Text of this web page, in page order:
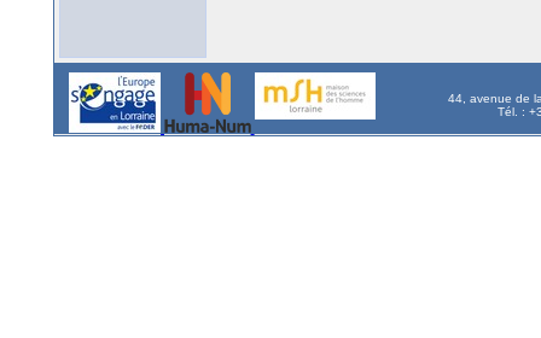
44, avenue de
Tél. :